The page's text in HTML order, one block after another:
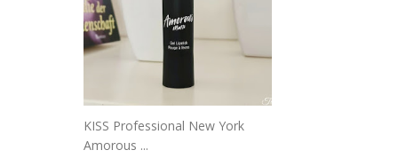
KISS Professional New York
Amorous ...